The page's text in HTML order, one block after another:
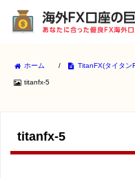
ホーム / TitanFX(タイタン
titanfx-5
titanfx-5